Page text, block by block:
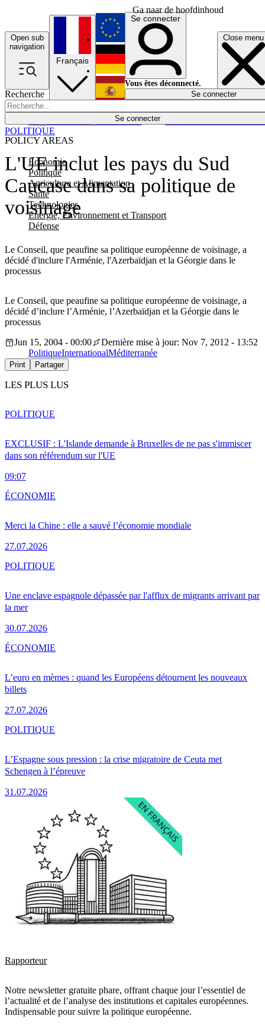
Ga naar de hoofdinhoud
Open sub
navigation
Close menu
Recherche
Se connecter
POLICY AREAS
Economie
Politique
Agriculture et Alimentation
Santé
Technologies
Energie, Environnement et Transport
Défense
Économie
Français
English
Deutsch
Español
Se connecter
Vous êtes déconnecté.
Se connecter
L'UE inclut les pays du Sud
Caucase dans sa politique de
voisinage
Le Conseil, que peaufine sa politique européenne de voisinage, a
décidé d'inclure l'Arménie, l'Azerbaïdjan et la Géorgie dans le
processus
POLITIQUE
Le Conseil, que peaufine sa politique européenne de voisinage, a
décidé d’inclure l’Arménie, l’Azerbaïdjan et la Géorgie dans le
processus
Jun 15, 2004 - 00:00
Dernière mise à jour: Nov 7, 2012 - 13:52
PolitiqueInternationalMéditerranée
Print Partager
LES PLUS LUS
EXCLUSIF : L'Islande demande à Bruxelles de ne pas s'immiscer
dans son référendum sur l'UE
09:07
POLITIQUE
Merci la Chine : elle a sauvé l’économie mondiale
27.07.2026
ÉCONOMIE
Une enclave espagnole dépassée par l'afflux de migrants arrivant par
la mer
30.07.2026
POLITIQUE
L’euro en mèmes : quand les Européens détournent les nouveaux
billets
27.07.2026
ÉCONOMIE
L’Espagne sous pression : la crise migratoire de Ceuta met
Schengen à l’épreuve
31.07.2026
POLITIQUE
Rapporteur
Notre newsletter gratuite phare, offrant chaque jour l’essentiel de
l’actualité et de l’analyse des institutions et capitales européennes.
Indispensable pour suivre la politique européenne.